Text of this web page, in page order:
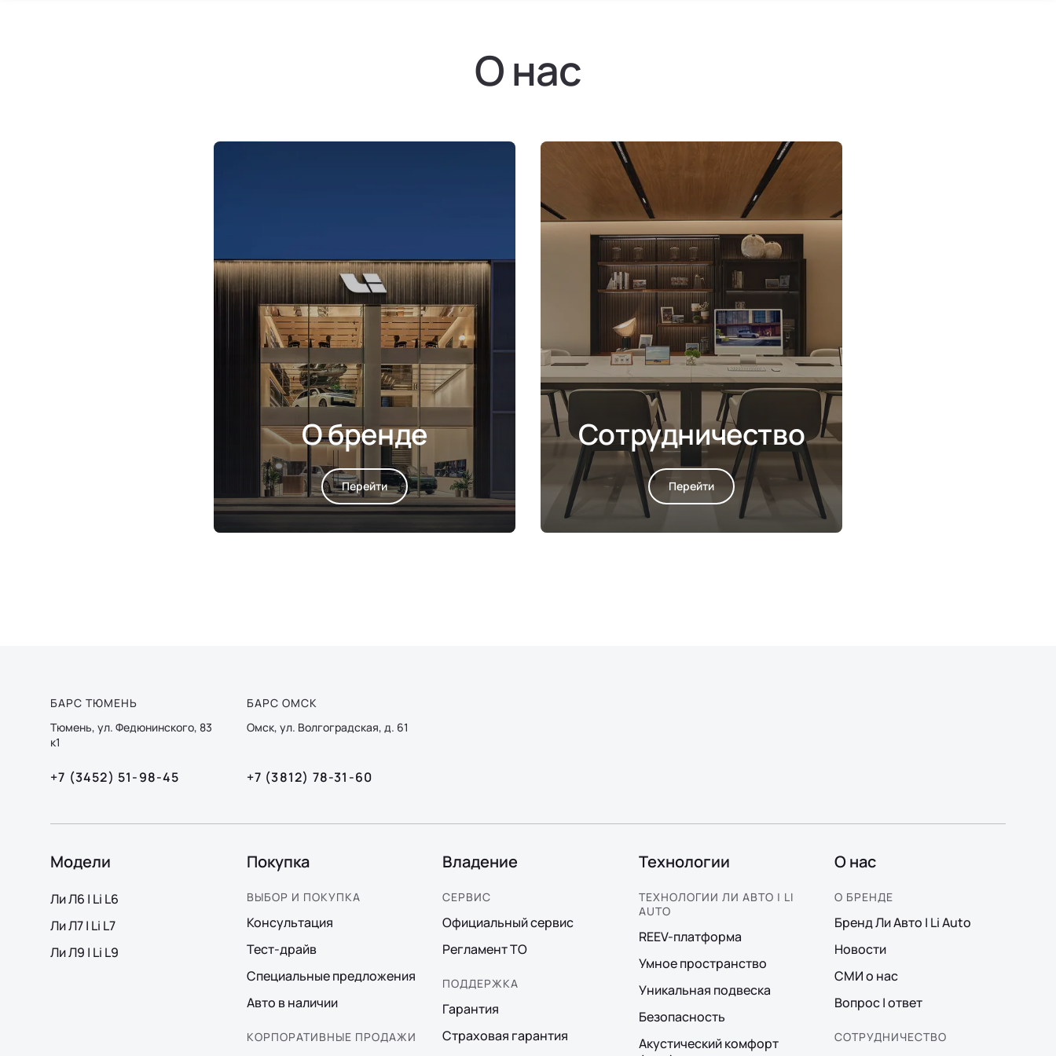
О нас
О бренде
Перейти
Сотрудничество
Перейти
БАРС ТЮМЕНЬ
Тюмень, ул. Федюнинского, 83
к1
+7 (3452) 51-98-45
БАРС ОМСК
Омск, ул. Волгоградская, д. 61
+7 (3812) 78-31-60
Модели
Ли Л6 | Li L6
Ли Л7 | Li L7
Ли Л9 | Li L9
Покупка
ВЫБОР И ПОКУПКА
Консультация
Тест-драйв
Специальные предложения
Авто в наличии
КОРПОРАТИВНЫЕ ПРОДАЖИ
Владение
СЕРВИС
Официальный сервис
Регламент ТО
ПОДДЕРЖКА
Гарантия
Страховая гарантия
Технологии
ТЕХНОЛОГИИ ЛИ АВТО | LI
AUTO
REEV-платформа
Умное пространство
Уникальная подвеска
Безопасность
Акустический комфорт
О нас
О БРЕНДЕ
Бренд Ли Авто | Li Auto
Новости
СМИ о нас
Вопрос | ответ
СОТРУДНИЧЕСТВО